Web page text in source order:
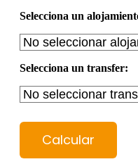
Selecciona un
Selecciona un transfer:
Calcular